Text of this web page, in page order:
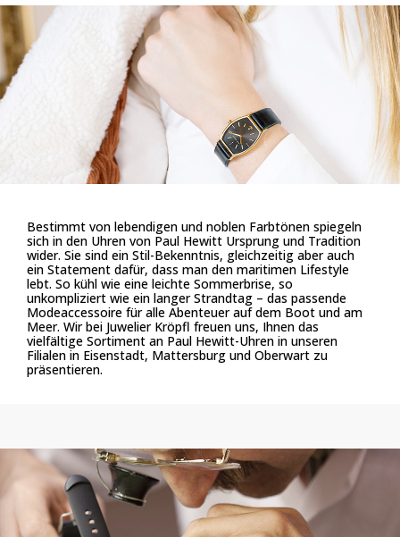
Bestimmt von lebendigen und noblen Farbtönen spiegeln
sich in den Uhren von Paul Hewitt Ursprung und Tradition
wider. Sie sind ein Stil-Bekenntnis, gleichzeitig aber auch
ein Statement dafür, dass man den maritimen Lifestyle
lebt. So kühl wie eine leichte Sommerbrise, so
unkompliziert wie ein langer Strandtag – das passende
Modeaccessoire für alle Abenteuer auf dem Boot und am
Meer. Wir bei Juwelier Kröpfl freuen uns, Ihnen das
vielfältige Sortiment an Paul Hewitt-Uhren in unseren
Filialen in Eisenstadt, Mattersburg und Oberwart zu
präsentieren.